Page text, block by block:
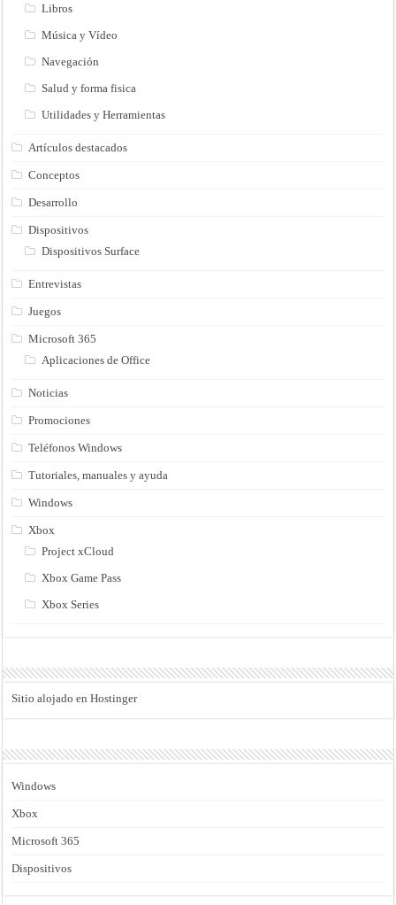
Libros
Música y Vídeo
Navegación
Salud y forma fisica
Utilidades y Herramientas
Artículos destacados
Conceptos
Desarrollo
Dispositivos
Dispositivos Surface
Entrevistas
Juegos
Microsoft 365
Aplicaciones de Office
Noticias
Promociones
Teléfonos Windows
Tutoriales, manuales y ayuda
Windows
Xbox
Project xCloud
Xbox Game Pass
Xbox Series
Sitio alojado en Hostinger
Windows
Xbox
Microsoft 365
Dispositivos